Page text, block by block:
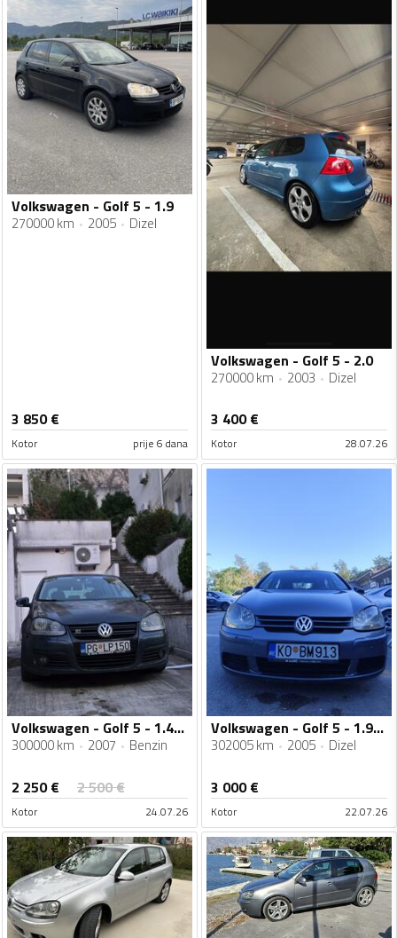
Volkswagen - Golf 5 - 1.9
270000 km 2005 Dizel
3 850€
Kotor prije 6 dana
Volkswagen - Golf 5 - 2.0
270000 km 2003 Dizel
3 400€
Kotor 28.07.26
Volkswagen - Golf 5 - 1.4tsi
300000 km 2007 Benzin
2 250€ 2 500€
Kotor 24.07.26
Volkswagen - Golf 5 - 1.9TDI
302005 km 2005 Dizel
3 000€
Kotor 22.07.26